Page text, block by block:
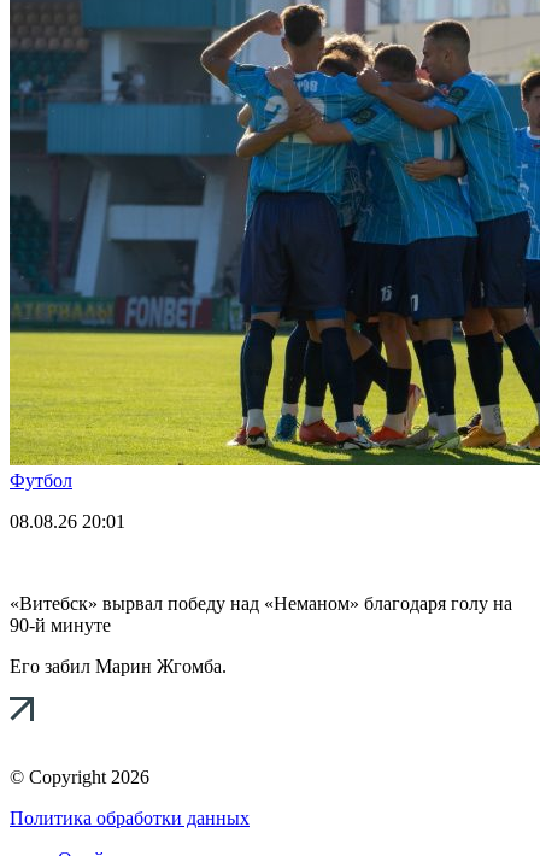
Футбол
08.08.26 20:01
«Витебск» вырвал победу над «Неманом» благодаря голу на
90-й минуте
Его забил Марин Жгомба.
© Copyright 2026
Политика обработки данных